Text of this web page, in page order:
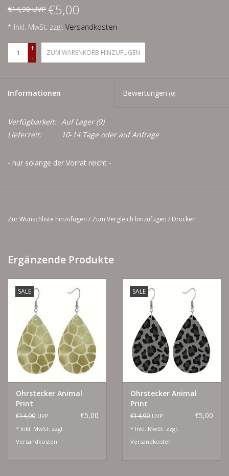
Men
Schnäppchenecke
€14,90 UVP €5,00
* Inkl. MwSt. zzgl. Versandkosten
+
-
ZUM WARENKORB HINZUFÜGEN
Informationen Bewertungen (0)
Verfügbarkeit: Auf Lager(9)
Lieferzeit:
10-14 Tage oder auf Anfrage
- nur solange der Vorrat reicht -
Zur Wunschliste hinzufügen / Zum Vergleich hinzufügen / Drucken
Ergänzende Produkte
SALE
Ohrstecker Animal
Print
€14,90 UVP €5,00
* Inkl. MwSt. zzgl.
Versandkosten
SALE
Ohrstecker Animal
Print
€14,90 UVP €5,00
* Inkl. MwSt. zzgl.
Versandkosten